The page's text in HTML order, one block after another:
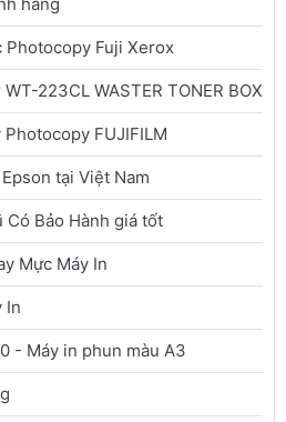
Photocopy Fuji Xerox
223CL WASTER TONER BOX
FUJIFILM
tại Việt Nam
Có Bảo Hành giá tốt
Mực Máy In
In
- Máy in phun màu A3